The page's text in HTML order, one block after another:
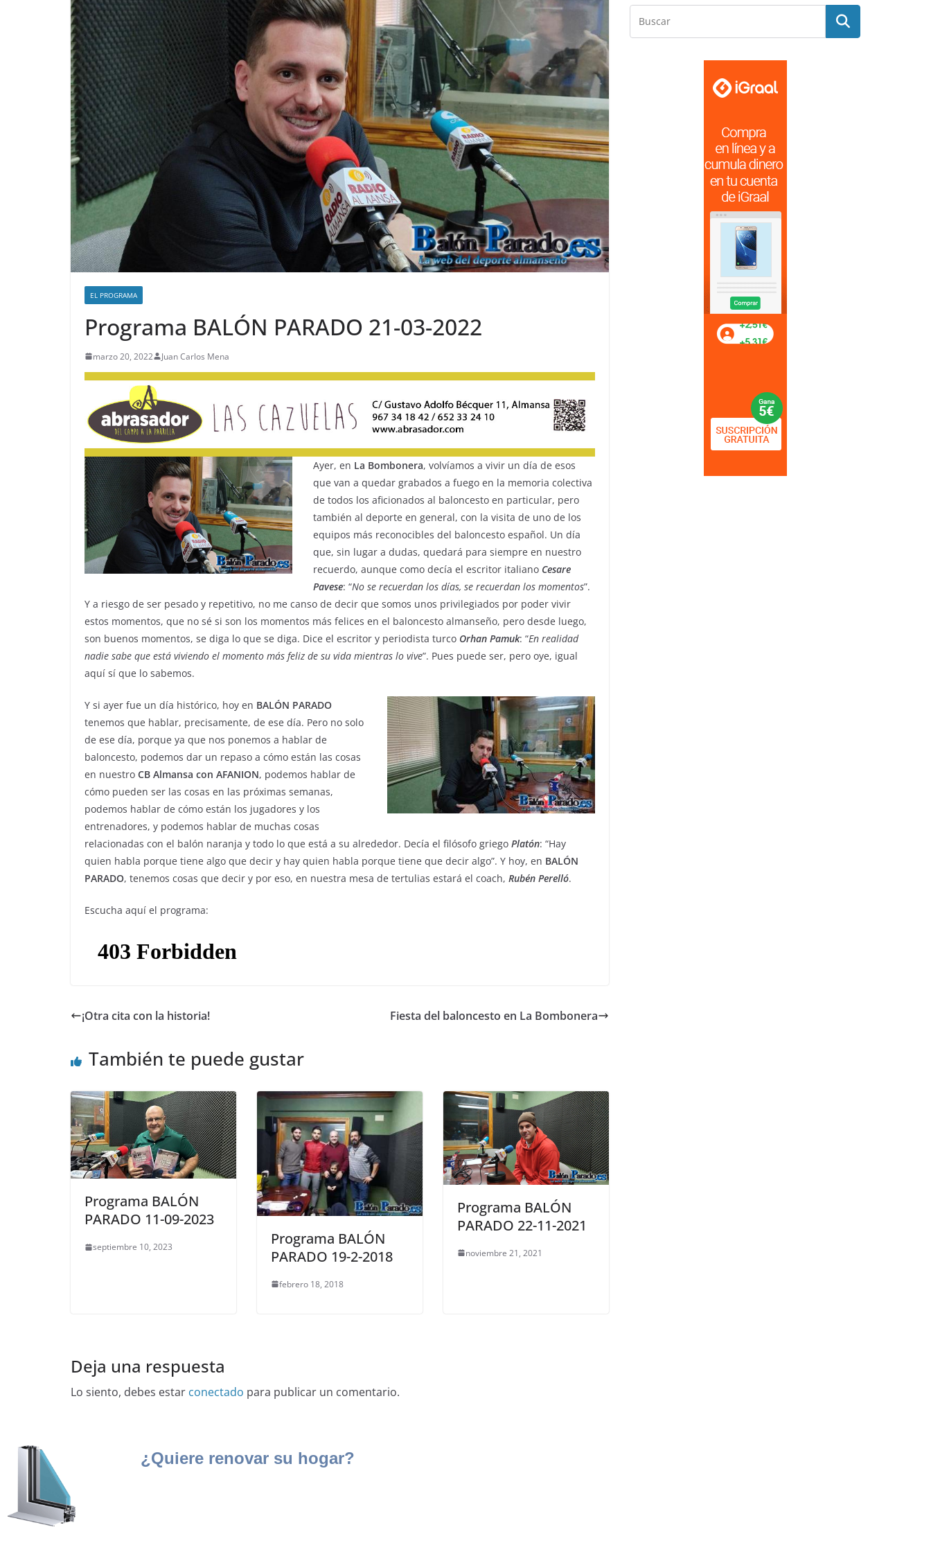
EL PROGRAMA
Programa BALÓN PARADO 21-03-2022
marzo 20, 2022 Juan Carlos Mena
Ayer, en La Bombonera, volvíamos a vivir un día de esos
que van a quedar grabados a fuego en la memoria colectiva
de todos los aficionados al baloncesto en particular, pero
también al deporte en general, con la visita de uno de los
equipos más reconocibles del baloncesto español. Un día
que, sin lugar a dudas, quedará para siempre en nuestro
recuerdo, aunque como decía el escritor italiano Cesare
Pavese: “No se recuerdan los días, se recuerdan los momentos”.
Y a riesgo de ser pesado y repetitivo, no me canso de decir que somos unos privilegiados por poder vivir
estos momentos, que no sé si son los momentos más felices en el baloncesto almanseño, pero desde luego,
son buenos momentos, se diga lo que se diga. Dice el escritor y periodista turco Orhan Pamuk: “En realidad
nadie sabe que está viviendo el momento más feliz de su vida mientras lo vive”. Pues puede ser, pero oye, igual
aquí sí que lo sabemos.
Y si ayer fue un día histórico, hoy en BALÓN PARADO
tenemos que hablar, precisamente, de ese día. Pero no solo
de ese día, porque ya que nos ponemos a hablar de
baloncesto, podemos dar un repaso a cómo están las cosas
en nuestro CB Almansa con AFANION, podemos hablar de
cómo pueden ser las cosas en las próximas semanas,
podemos hablar de cómo están los jugadores y los
entrenadores, y podemos hablar de muchas cosas
relacionadas con el balón naranja y todo lo que está a su alrededor. Decía el filósofo griego Platón: “Hay
quien habla porque tiene algo que decir y hay quien habla porque tiene que decir algo”. Y hoy, en BALÓN
PARADO, tenemos cosas que decir y por eso, en nuestra mesa de tertulias estará el coach, Rubén Perelló.
Escucha aquí el programa:
¡Otra cita con la historia! Fiesta del baloncesto en La Bombonera
También te puede gustar
Programa BALÓN
PARADO 11-09-2023
septiembre 10, 2023
Programa BALÓN
PARADO 19-2-2018
febrero 18, 2018
Programa BALÓN
PARADO 22-11-2021
noviembre 21, 2021
Deja una respuesta
Lo siento, debes estar conectado para publicar un comentario.